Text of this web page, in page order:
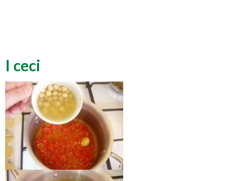
I ceci